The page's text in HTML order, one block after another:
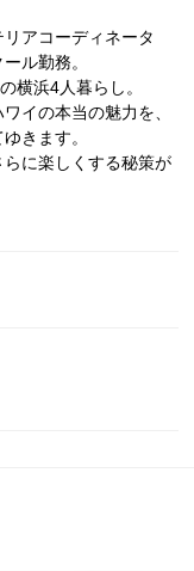
アコーディネータ
ル勤務。
横浜4人暮らし。
イの本当の魅力を、
きます。
に楽しくする秘策が